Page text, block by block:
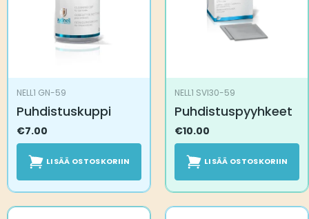
NELL1 GN-59
Puhdistuskuppi
€7.00
LISÄÄ OSTOSKORIIN
NELL1 SVI30-59
Puhdistuspyyhkeet
€10.00
LISÄÄ OSTOSKORIIN